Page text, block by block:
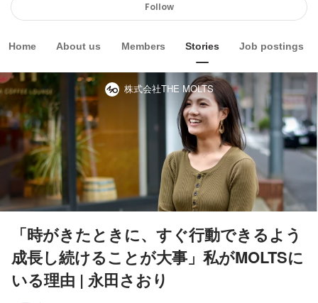
Follow
Home About us Members Stories Job postings
株式会社THE MOLTS
「時がきたときに、すぐ行動できるよう
成長し続けることが大事」私がMOLTSに
いる理由 | 永田さおり